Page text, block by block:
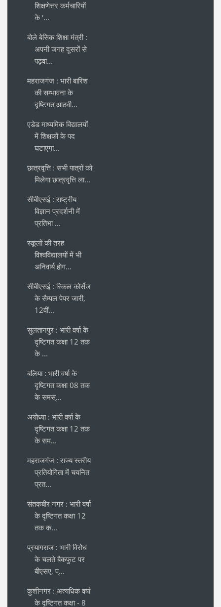
शिक्षणेत्तर कर्मचारियों
के '...
बोले बेसिक शिक्षा मंत्री :
अपनी जगह दूसरों से
पढ़वा...
महराजगंज : भारी बारिश
की सम्भावना के
दृष्टिगत आठवी...
एडेड माध्यमिक विद्यालयों
में शिक्षकों के पद
घटाएगा...
छात्रवृत्ति : सभी पात्रों को
मिलेगा छात्रवृत्ति ला...
सीबीएसई : राष्ट्रीय
विज्ञान प्रदर्शनी में
प्रतिभा ...
स्कूलों की तरह
विश्वविद्यालयों में भी
अनिवार्य होग...
सीबीएसई : स्किल कोर्सेज
के सैम्पल पेपर जारी,
12वीं...
सुलतानपुर : भारी वर्षा के
दृष्टिगत कक्षा 12 तक
के ...
बलिया : भारी वर्षा के
दृष्टिगत कक्षा 08 तक
के समस्...
अयोध्या : भारी वर्षा के
दृष्टिगत कक्षा 12 तक
के सम...
महराजगंज : राज्य स्तरीय
प्रतियोगिता में चयनित
प्रत...
संतकबीर नगर : भारी वर्षा
के दृष्टिगत कक्षा 12
तक क...
प्रयागराज : भारी विरोध
के चलते बैकफुट पर
बीएसए, प्...
कुशीनगर : अत्यधिक वर्षा
के दृष्टिगत कक्षा - 8